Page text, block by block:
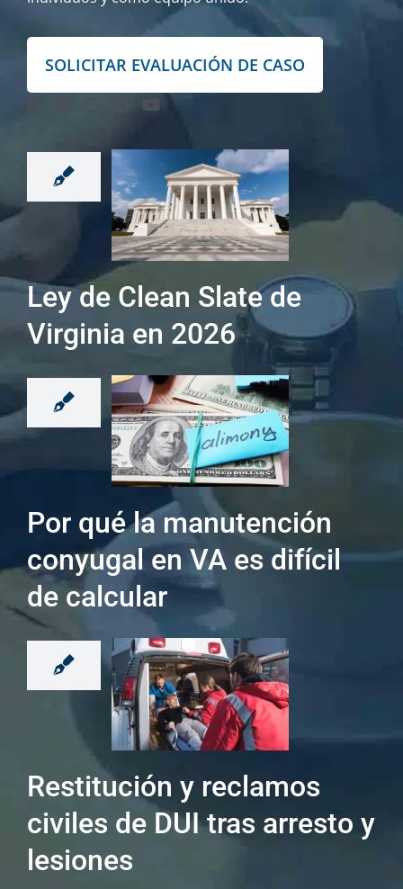
SOLICITAR EVALUACIÓN DE CASO
Ley de Clean Slate de
Virginia en 2026
Por qué la manutención
conyugal en VA es difícil
de calcular
Restitución y reclamos
civiles de DUI tras arresto y
lesiones